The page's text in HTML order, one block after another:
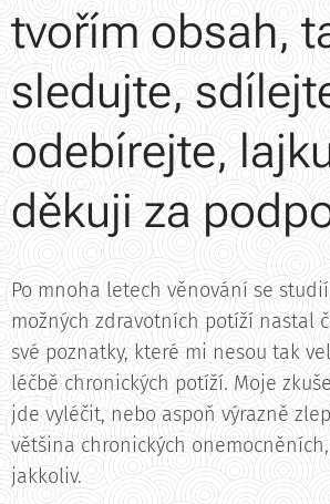
tvořím obsah,
sledujte,
odebírejte,
děkuji za
Po mnoha letech věnování se
možných zdravotních potíží nastal
své poznatky, které mi nesou tak
léčbě chronických potíží. Moje
jde vyléčit, nebo aspoň výrazně
většina chronických
jakkoliv.